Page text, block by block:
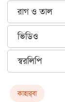
রাগ ও তাল
ভিডিও
স্বরলিপি
কাহার্‌বা